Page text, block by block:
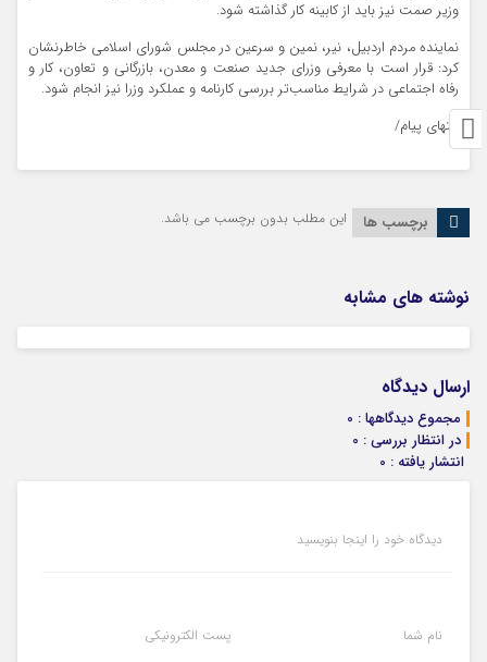
وزیر صمت نیز باید از کابینه کار گذاشته شود.
نماینده مردم اردبیل، نیر، نمین و سرعین در مجلس شورای اسلامی خاطرنشان
کرد: قرار است با معرفی وزرای جدید صنعت و معدن، بازرگانی و تعاون، کار و
رفاه اجتماعی در شرایط مناسب‌تر بررسی کارنامه و عملکرد وزرا نیز انجام شود.
انتهای پیام/
برچسب ها این مطلب بدون برچسب می باشد.
نوشته های مشابه
ارسال دیدگاه
مجموع دیدگاهها : 0
در انتظار بررسی : 0
انتشار یافته : 0
دیدگاه خود را اینجا بنویسید
نام شما پست الکترونیکی